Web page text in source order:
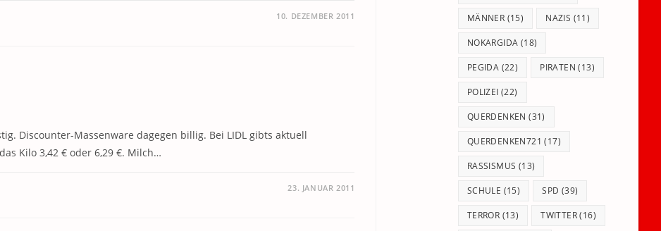
10. DEZEMBER 2011
Discounter-Massenware dagegen billig. Bei LIDL gibts aktuell
Kilo 3,42 € oder 6,29 €. Milch…
23. JANUAR 2011
MÄNNER (15) NAZIS (11)
NOKARGIDA (18)
PEGIDA (22) PIRATEN (13)
POLIZEI (22)
QUERDENKEN (31)
QUERDENKEN721 (17)
RASSISMUS (13)
SCHULE (15) SPD (39)
TERROR (13) TWITTER(16)